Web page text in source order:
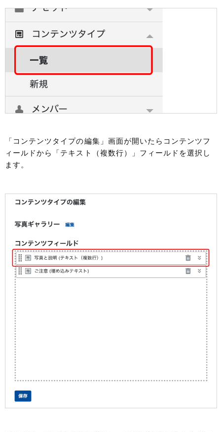
「コンテンツタイプの編集」画面が開いたらコンテンツフ
ィールドから「テキスト（複数行）」フィールドを選択し
ます。